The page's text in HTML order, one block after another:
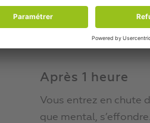
également provoquer
était plus addictif
à boire son Coca est
Après 1 heure
Vous entrez en chute
que mental,